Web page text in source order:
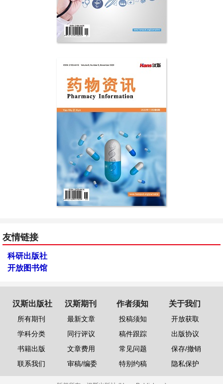
友情链接
科研出版社
开放图书馆
汉斯出版社
所有期刊
学科分类
书籍出版
联系我们
汉斯期刊
最新文章
同行评议
文章费用
审稿/编委
作者须知
投稿须知
稿件跟踪
常见问题
特别约稿
关于我们
开放获取
出版协议
保存/撤销
隐私保护